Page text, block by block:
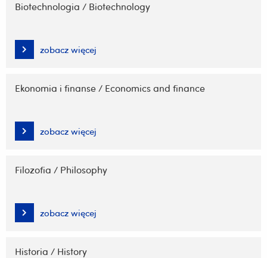
Biotechnologia / Biotechnology
zobacz więcej
Ekonomia i finanse / Economics and finance
zobacz więcej
Filozofia / Philosophy
zobacz więcej
Historia / History